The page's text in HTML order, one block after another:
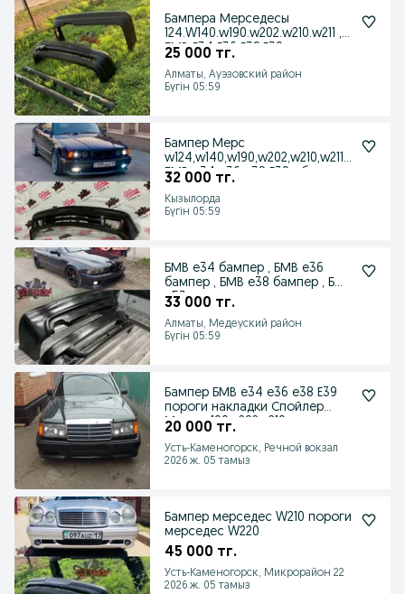
Бампера Мерседесы
124.W140.w190.w202.w210.w211 ,
БМВ Е34 Е36 Е38,Е39
25 000 тг.
Алматы, Ауэзовский район
Бүгін 05:59
Бампер Мерс
w124,w140,w190,w202,w210,w211
БМВ е34 е36 е38 Е39 обвесы
32 000 тг.
Кызылорда
Бүгін 05:59
БМВ е34 бампер , БМВ е36
бампер , БМВ е38 бампер , БМВ
е53 накладки
33 000 тг.
Алматы, Медеуский район
Бүгін 05:59
Бампер БМВ е34 е36 е38 Е39
пороги накладки Спойлер
Мерс w190w202w210
20 000 тг.
Усть-Каменогорск, Речной вокзал
2026 ж. 05 тамыз
Бампер мерседес W210 пороги
мерседес W220
45 000 тг.
Усть-Каменогорск, Микрорайон 22
2026 ж. 05 тамыз